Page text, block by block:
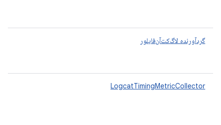
گردآورنده لاگ‌کت‌آن‌فایلور
LogcatTimingMetricCollector